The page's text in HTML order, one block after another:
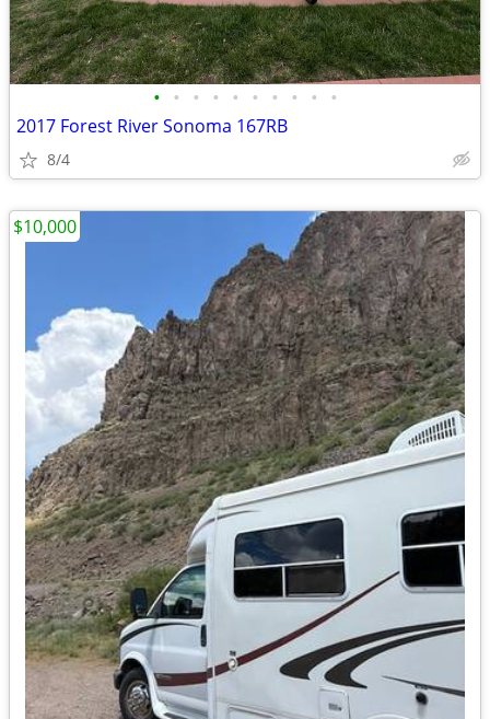
• • • • • • • • • •
2017 Forest River Sonoma 167RB
8/4
$10,000